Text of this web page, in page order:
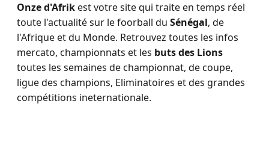
Onze d'Afrikest votre site qui traite en temps réel
toute l'actualité sur le foorball du Sénégal, de
l'Afrique et du Monde. Retrouvez toutes les infos
mercato, championnats et les buts des Lions
toutes les semaines de championnat, de coupe,
ligue des champions, Eliminatoires et des grandes
compétitions ineternationale.